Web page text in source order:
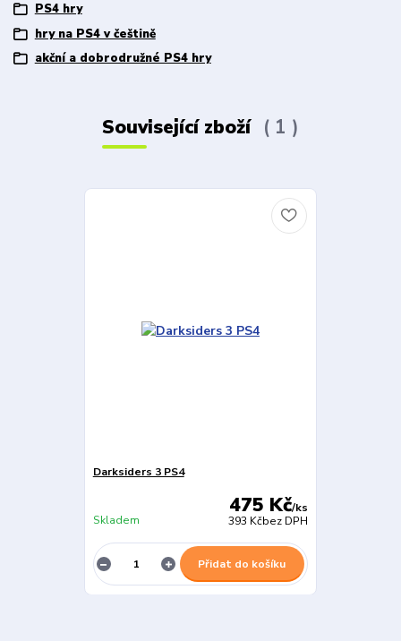
PS4 hry
hry na PS4 v češtině
akční a dobrodružné PS4 hry
Související zboží 1
Darksiders 3 PS4
475 Kč/ks
393 Kčbez DPH
Skladem
Přidat do košíku